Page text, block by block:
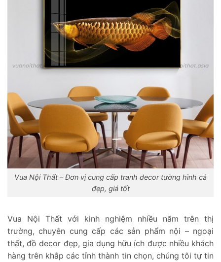
Vua Nội Thất – Đơn vị cung cấp tranh decor tường hình cá
đẹp, giá tốt
Vua Nội Thất với kinh nghiệm nhiều năm trên thị
trường, chuyên cung cấp các sản phẩm nội – ngoại
thất, đồ decor đẹp, gia dụng hữu ích được nhiều khách
hàng trên khắp các tỉnh thành tin chọn, chúng tôi tự tin